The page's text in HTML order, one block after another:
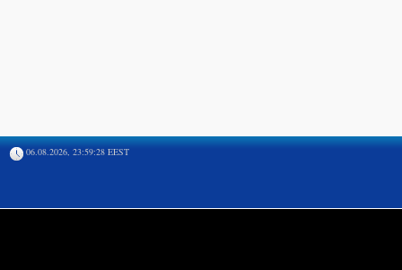
06.08.2026, 23:59:28 EEST